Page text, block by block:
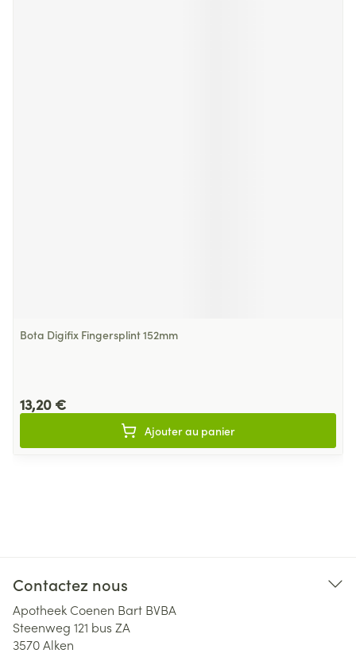
Bota Digifix Fingersplint 152mm
13,20 €
Ajouter au panier
Contactez nous
Apotheek Coenen Bart BVBA
Steenweg 121 bus ZA
3570Alken